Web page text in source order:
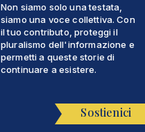
Non siamo solo una testata,
siamo una voce collettiva. Con
il tuo contributo, proteggi il
pluralismo dell'informazione e
permetti a queste storie di
continuare a esistere.
Sostienici